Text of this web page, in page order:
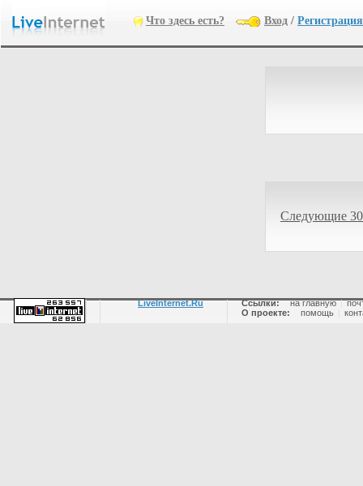
Что здесь есть? Вход / Регистрация
Следующие
LiveInternet.Ru Ссылки: на главную |
О проекте:
помощь